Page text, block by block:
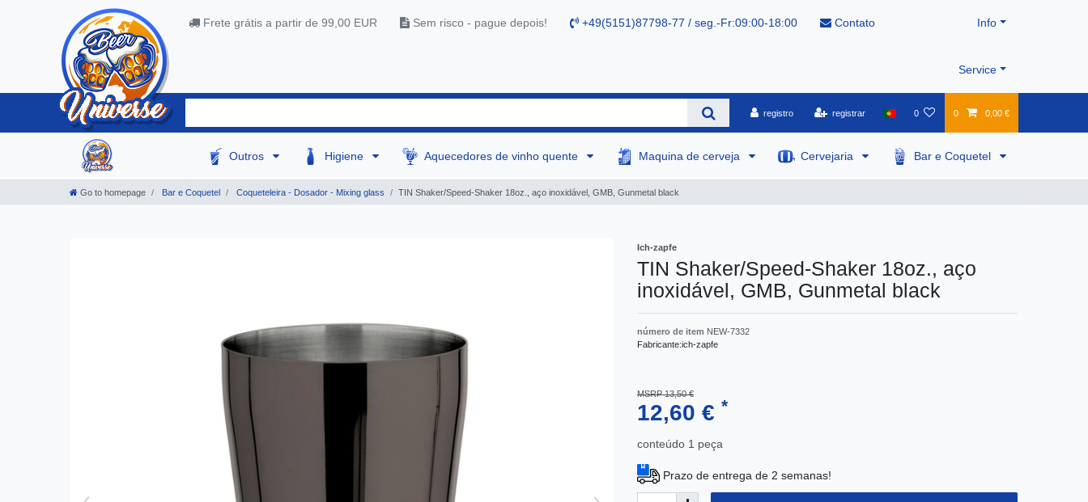
Frete grátis a partir de 99,00 EUR Sem risco - pague depois! +49(5151)87798-77 / seg.-Fr:09:00-18:00 Contato Info
Service
registro registrar 0 0 0,00 €
Outros Higiene Aquecedores de vinho quente Maquina de cerveja Cervejaria Bar e Coquetel
Go to homepage Bar e Coquetel Coqueteleira - Dosador - Mixing glass TIN Shaker/Speed-Shaker 18oz., aço inoxidável, GMB, Gunmetal black
Ich-zapfe
TIN Shaker/Speed-Shaker 18oz., aço
inoxidável, GMB, Gunmetal black
número de item NEW-7332
Fabricante:ich-zapfe
MSRP 13,50 €
12,60 € *
conteúdo 1 peça
Prazo de entrega de 2 semanas!